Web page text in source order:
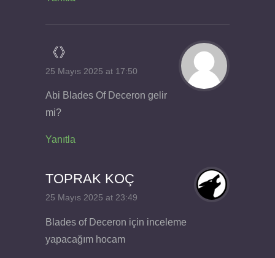
《》
25 Mayıs 2025 at 17:50
Abi Blades Of Deceron gelir
mi?
Yanıtla
TOPRAK KOÇ
25 Mayıs 2025 at 23:49
Blades of Deceron için inceleme
yapacağım hocam